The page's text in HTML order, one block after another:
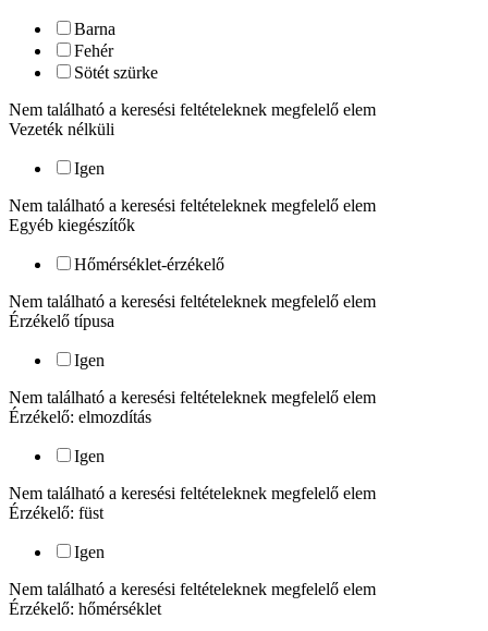
Barna
Fehér
Sötét szürke
Nem található a keresési feltételeknek megfelelő elem
Vezeték nélküli
Igen
Nem található a keresési feltételeknek megfelelő elem
Egyéb kiegészítők
Hőmérséklet-érzékelő
Nem található a keresési feltételeknek megfelelő elem
Érzékelő típusa
Igen
Nem található a keresési feltételeknek megfelelő elem
Érzékelő: elmozdítás
Igen
Nem található a keresési feltételeknek megfelelő elem
Érzékelő: füst
Igen
Nem található a keresési feltételeknek megfelelő elem
Érzékelő: hőmérséklet